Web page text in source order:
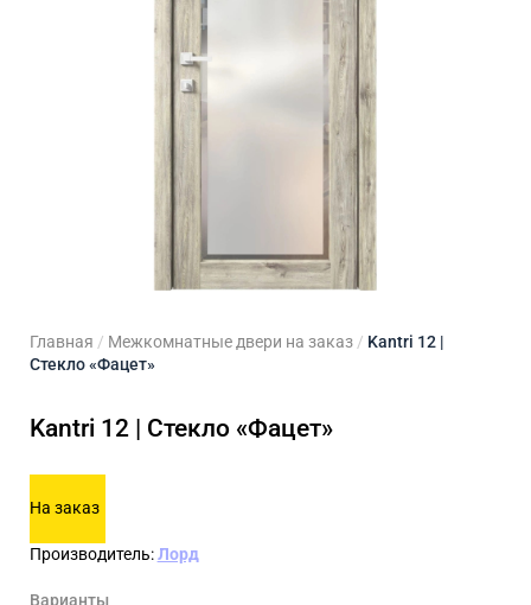
Для кладовой
Главная / Межкомнатные двери на заказ / Kantri 12 |
Стекло «Фацет»
Kantri 12 | Стекло «Фацет»
На заказ
Производитель:Лорд
Варианты